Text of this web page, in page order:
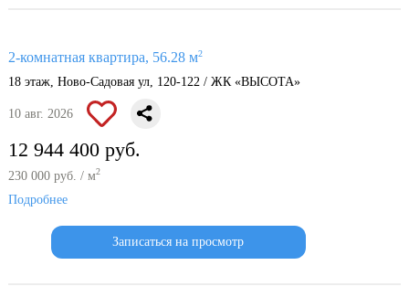
2-комнатная квартира, 56.28 м2
18 этаж, Ново-Садовая ул, 120-122 / ЖК «ВЫСОТА»
10 авг. 2026
12 944 400 руб.
230 000 руб. / м2
Подробнее
Записаться на просмотр